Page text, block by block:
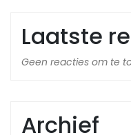
Laatste
Geen reacties om te
Archief